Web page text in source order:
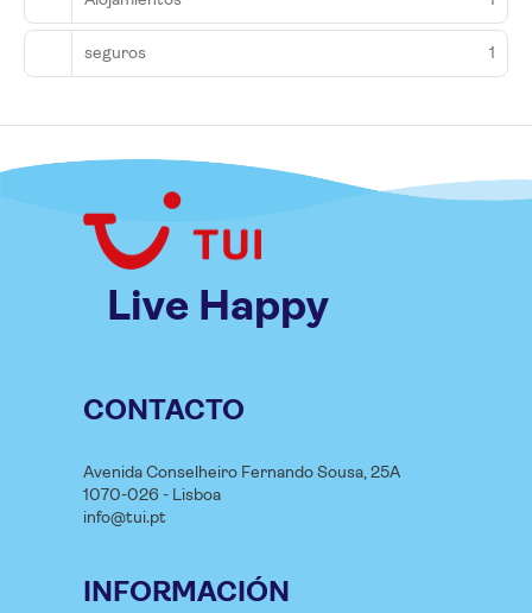
seguros 1
Live Happy
CONTACTO
Avenida Conselheiro Fernando Sousa, 25A
1070-026 - Lisboa
info@tui.pt
INFORMACIÓN